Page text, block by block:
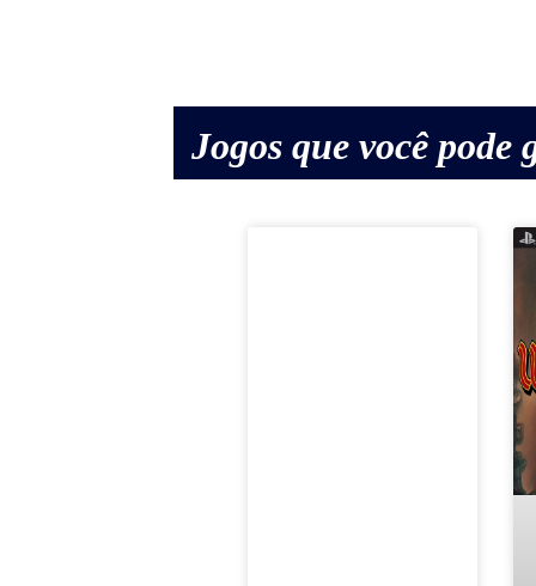
Jogos que você pode